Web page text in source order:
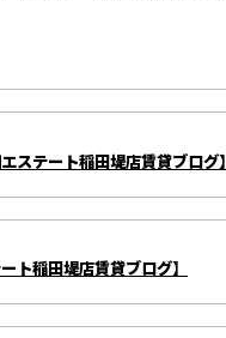
テート稲田堤店賃貸ブログ】
稲田堤店賃貸ブログ】